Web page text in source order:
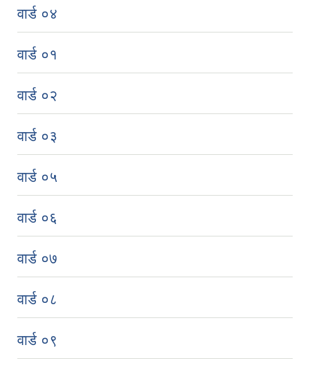
वार्ड ०४
वार्ड ०१
वार्ड ०२
वार्ड ०३
वार्ड ०५
वार्ड ०६
वार्ड ०७
वार्ड ०८
वार्ड ०९